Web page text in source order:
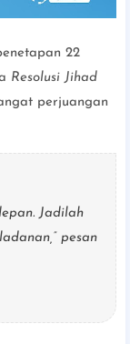
22
Resolusi Jihad
perjuangan
Jadilah
pesan